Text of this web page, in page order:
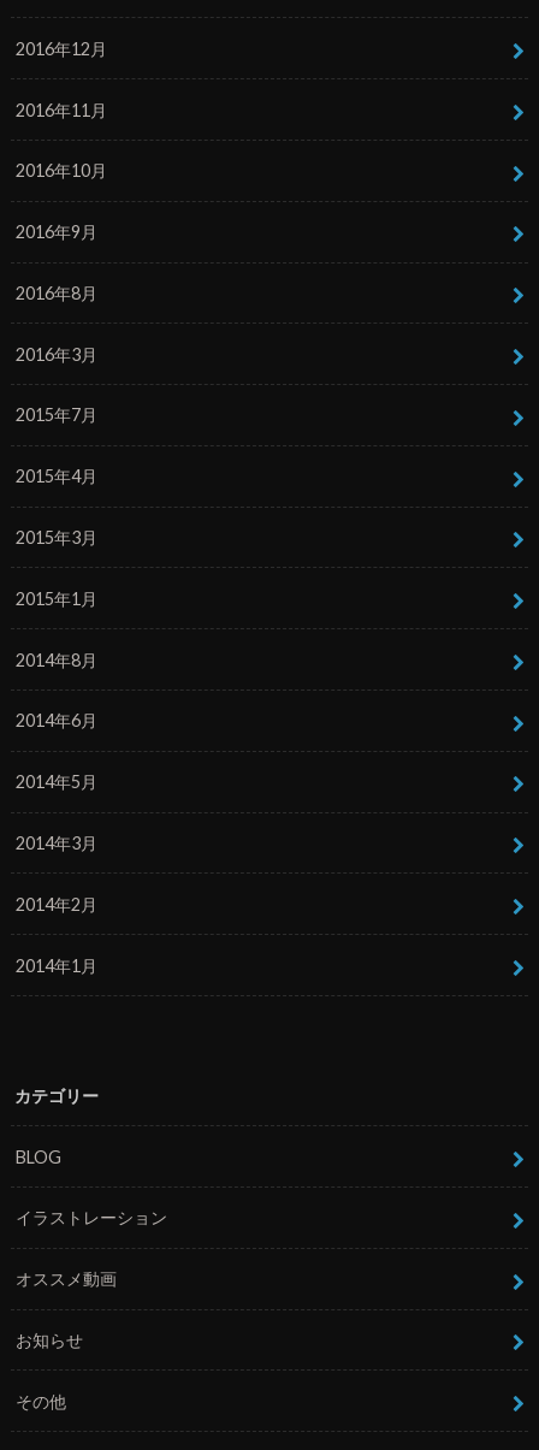
2016年12月
2016年11月
2016年10月
2016年9月
2016年8月
2016年3月
2015年7月
2015年4月
2015年3月
2015年1月
2014年8月
2014年6月
2014年5月
2014年3月
2014年2月
2014年1月
カテゴリー
BLOG
イラストレーション
オススメ動画
お知らせ
その他